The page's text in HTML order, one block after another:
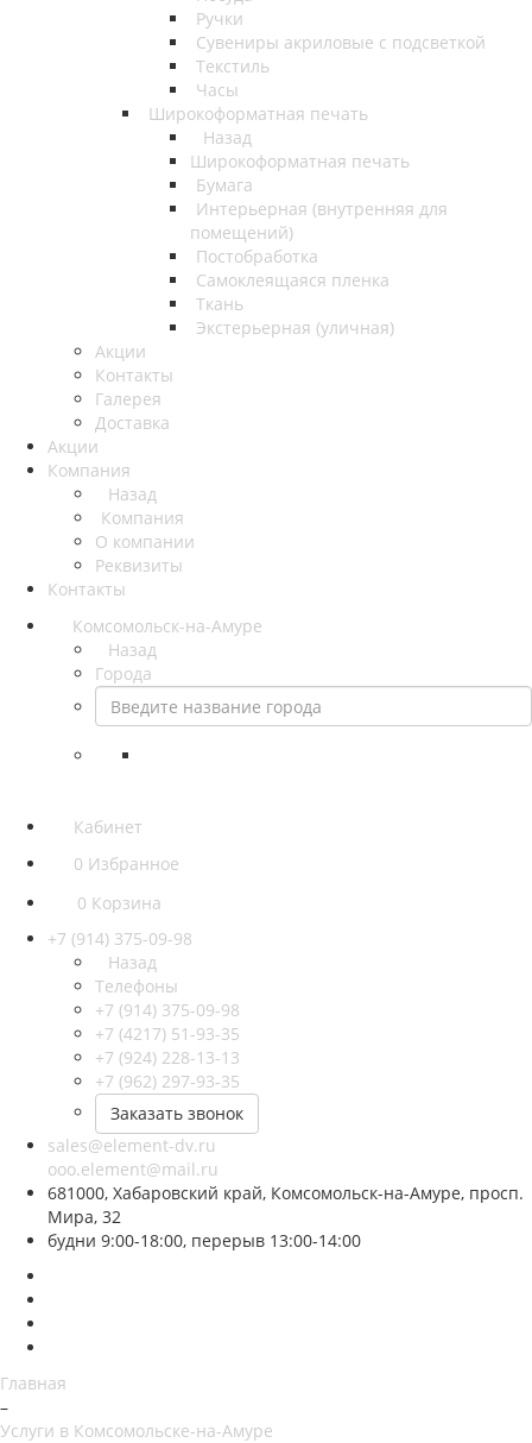
Ручки
Сувениры акриловые с подсветкой
Текстиль
Часы
Широкоформатная печать
Назад
Широкоформатная печать
Бумага
Интерьерная (внутренняя для
помещений)
Постобработка
Самоклеящаяся пленка
Ткань
Экстерьерная (уличная)
Акции
Контакты
Галерея
Доставка
Акции
Компания
Назад
Компания
О компании
Реквизиты
Контакты
Комсомольск-на-Амуре
Назад
Города
Кабинет
0 Избранное
0 Корзина
+7 (914) 375-09-98
Назад
Телефоны
+7 (914) 375-09-98
+7 (4217) 51-93-35
+7 (924) 228-13-13
+7 (962) 297-93-35
Заказать звонок
sales@element-dv.ru
ooo.element@mail.ru
681000, Хабаровский край, Комсомольск-на-Амуре, просп.
Мира, 32
будни 9:00-18:00, перерыв 13:00-14:00
Главная
–
Услуги в Комсомольске-на-Амуре